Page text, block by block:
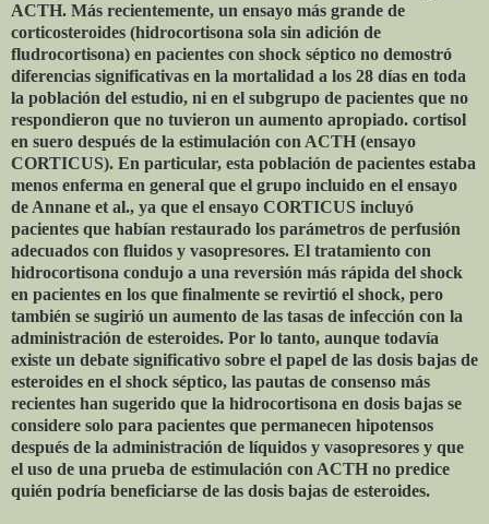
ACTH. Más recientemente, un ensayo más grande de
corticosteroides (hidrocortisona sola sin adición de
fludrocortisona) en pacientes con shock séptico no demostró
diferencias significativas en la mortalidad a los 28 días en toda
la población del estudio, ni en el subgrupo de pacientes que no
respondieron que no tuvieron un aumento apropiado. cortisol
en suero después de la estimulación con ACTH (ensayo
CORTICUS). En particular, esta población de pacientes estaba
menos enferma en general que el grupo incluido en el ensayo
de Annane et al., ya que el ensayo CORTICUS incluyó
pacientes que habían restaurado los parámetros de perfusión
adecuados con fluidos y vasopresores. El tratamiento con
hidrocortisona condujo a una reversión más rápida del shock
en pacientes en los que finalmente se revirtió el shock, pero
también se sugirió un aumento de las tasas de infección con la
administración de esteroides. Por lo tanto, aunque todavía
existe un debate significativo sobre el papel de las dosis bajas de
esteroides en el shock séptico, las pautas de consenso más
recientes han sugerido que la hidrocortisona en dosis bajas se
considere solo para pacientes que permanecen hipotensos
después de la administración de líquidos y vasopresores y que
el uso de una prueba de estimulación con ACTH no predice
quién podría beneficiarse de las dosis bajas de esteroides.